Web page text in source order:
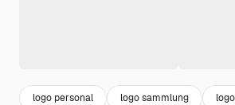
logo personal logo sammlung